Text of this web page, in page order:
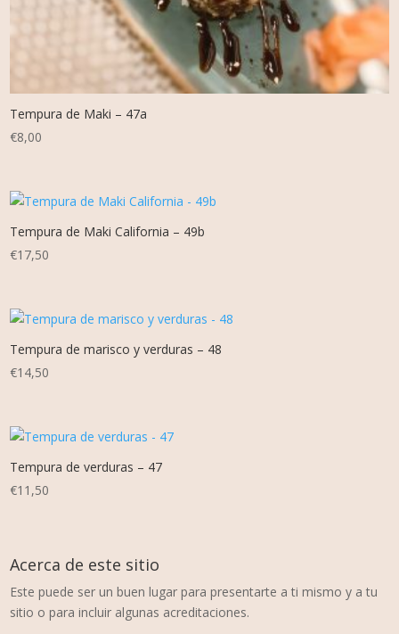
Tempura de Maki – 47a
€8,00
Tempura de Maki California – 49b
€17,50
Tempura de marisco y verduras – 48
€14,50
Tempura de verduras – 47
€11,50
Acerca de este sitio
Este puede ser un buen lugar para presentarte a ti mismo y a tu
sitio o para incluir algunas acreditaciones.